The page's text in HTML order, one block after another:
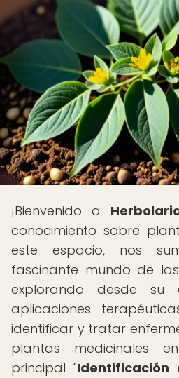
¡Bienvenido a
conocimiento sobre
este espacio, nos
fascinante mundo de
explorando desde su
aplicaciones
identificar y tratar
plantas medicinales
principal "Identificación